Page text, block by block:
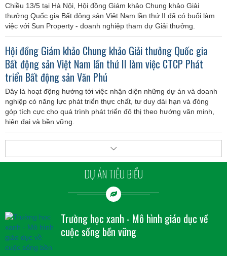
Chiều 13/5 tại Hà Nội, Hội đồng Giám khảo Chung khảo Giải
thưởng Quốc gia Bất động sản Việt Nam lần thứ II đã có buổi làm
việc với Sun Property - doanh nghiệp tham dự Giải thưởng.
Hội đồng Giám khảo Chung khảo Giải thưởng Quốc gia
Bất động sản Việt Nam lần thứ II làm việc CTCP Phát
triển Bất động sản Văn Phú
Đây là hoạt động hướng tới việc nhận diện những dự án và doanh
nghiệp có năng lực phát triển thực chất, tư duy dài hạn và đóng
góp tích cực cho quá trình phát triển đô thị theo hướng văn minh,
hiện đại và bền vững.
DỰ ÁN TIÊU BIỂU
Trường học xanh - Mô hình giáo dục về
cuộc sống bền vững